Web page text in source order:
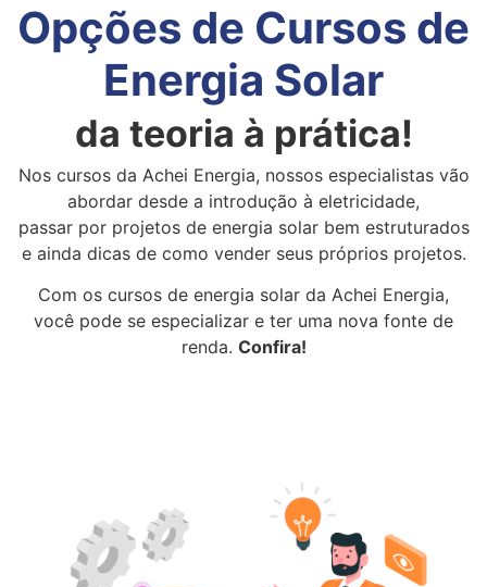
Opções de Cursos de
Energia Solar
da teoria à prática!
Nos cursos da Achei Energia, nossos especialistas vão
abordar desde a introdução à eletricidade,
passar por projetos de energia solar bem estruturados
e ainda dicas de como vender seus próprios projetos.
Com os cursos de energia solar da Achei Energia,
você pode se especializar e ter uma nova fonte de
renda. Confira!